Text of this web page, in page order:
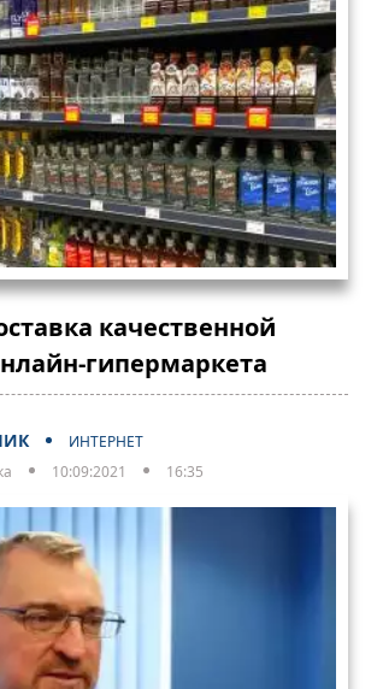
качественной
гипермаркета
ИНТЕРНЕТ
10:09:2021 16:35